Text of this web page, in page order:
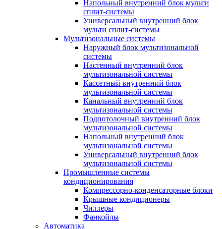
Напольный внутренний блок мульти
сплит-системы
Универсальный внутренний блок
мульти сплит-системы
Мультизональные системы
Наружный блок мультизональной
системы
Настенный внутренний блок
мультизональной системы
Кассетный внутренний блок
мультизональной системы
Канальный внутренний блок
мультизональной системы
Подпотолочный внутренний блок
мультизональной системы
Напольный внутренний блок
мультизональной системы
Универсальный внутренний блок
мультизональной системы
Промышленные системы
кондиционирования
Компрессорно-конденсаторные блоки
Крышные кондиционеры
Чиллеры
Фанкойлы
Автоматика